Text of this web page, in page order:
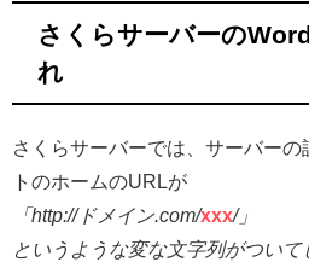
さくらサーバーの
れ
さくらサーバーでは、サーバーの
トのホームのURLが
「http://ドメイン.com/xxx/」
というような変な文字列がついて